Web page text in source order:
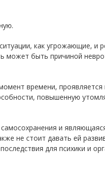
как угрожающие, и
может быть причиной
времени,
повышенную
и
не стоит давать ей
для психики и